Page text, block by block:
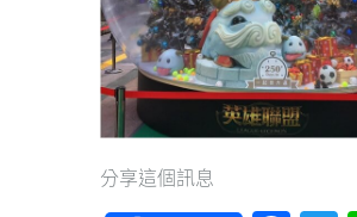
分享這個訊息